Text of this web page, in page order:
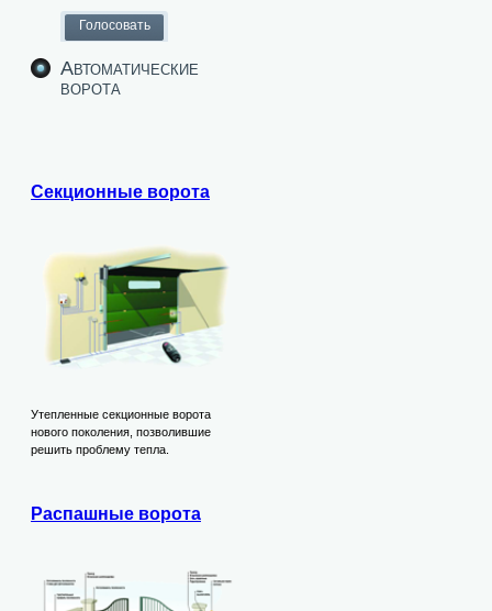
Автоматические
ворота
Секционные ворота
Утепленные секционные ворота
нового поколения, позволившие
решить проблему тепла.
Распашные ворота